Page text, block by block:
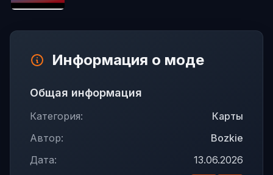
Информация о моде
Общая информация
Категория:
Карты
Автор:
Bozkie
Дата:
13.06.2026